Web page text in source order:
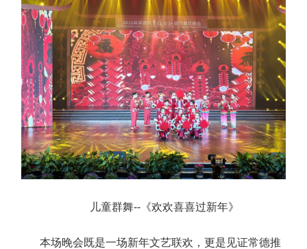
儿童群舞--《欢欢喜喜过新年》
本场晚会既是一场新年文艺联欢，更是见证常德推